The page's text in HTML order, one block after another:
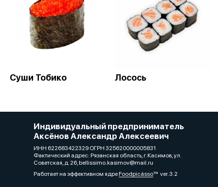
Суши Тобико Лосось
Индивидуальный предприниматель
Аксёнов Александр Алексеевич
ИНН 622683422329 ОГРН 325620000005831
Фактический адрес: Рязанская область, г. Касимов, ул.
Советская, д. 26, bellissimo.kasimov@mail.ru
Работает на эффективном ядреFoodpicássover. 3.2